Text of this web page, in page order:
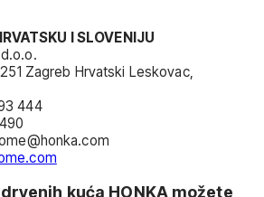
I SLOVENIJU
Zagreb Hrvatski Leskovac,
444
kuća HONKA možete